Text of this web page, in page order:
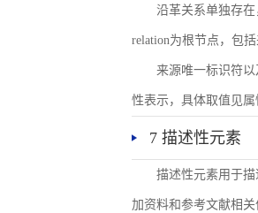
沿革关系单独存
relation为根节点，包
来源唯一标识符以
性表示，具体取值见属
7 描述性元素
描述性元素用于
加资料和参考文献相